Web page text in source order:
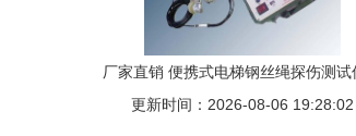
厂家直销 便携式电梯钢丝绳探伤测试
煤矿绞车探伤仪——钢丝绳无损检测
更新时间：2026-08-06 19:28:02